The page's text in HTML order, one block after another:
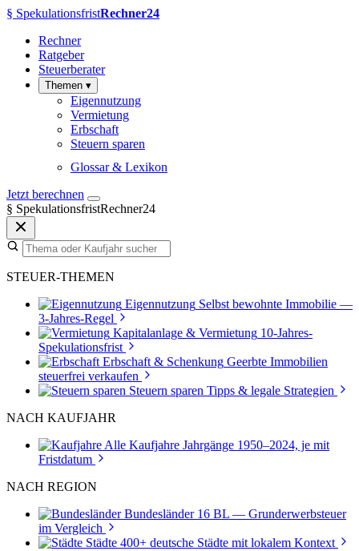
§ SpekulationsfristRechner24
Rechner
Ratgeber
Steuerberater
Themen ▾
Eigennutzung
Vermietung
Erbschaft
Steuern sparen
Glossar & Lexikon
Jetzt berechnen
§ SpekulationsfristRechner24
STEUER-THEMEN
Eigennutzung Selbst bewohnte Immobilie —
3-Jahres-Regel
Kapitalanlage & Vermietung 10-Jahres-
Spekulationsfrist
Erbschaft & Schenkung Geerbte Immobilien
steuerfrei verkaufen
Steuern sparen Tipps & legale Strategien
NACH KAUFJAHR
Alle Kaufjahre Jahrgänge 1950–2024, je mit
Fristdatum
NACH REGION
Bundesländer 16 BL — Grunderwerbsteuer
im Vergleich
Städte 400+ deutsche Städte mit lokalem Kontext